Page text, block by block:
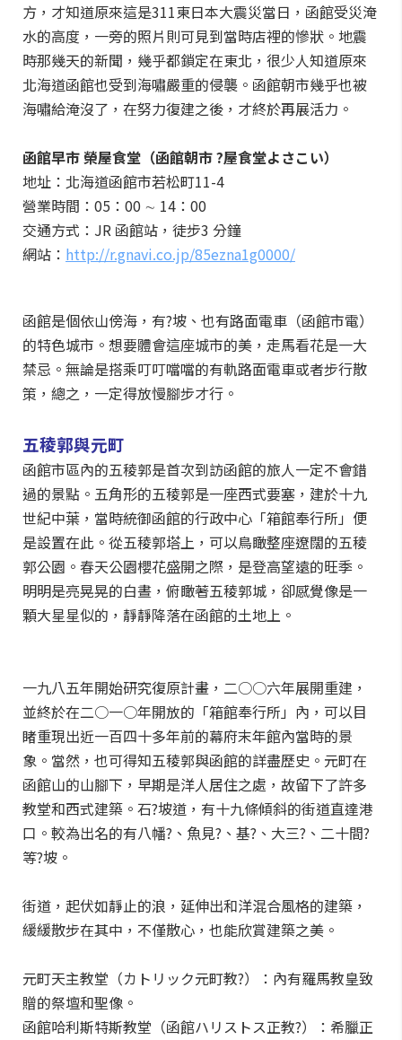
方，才知道原來這是311東日本大震災當日，函館受災淹
水的高度，一旁的照片則可見到當時店裡的慘狀。地震
時那幾天的新聞，幾乎都鎖定在東北，很少人知道原來
北海道函館也受到海嘯嚴重的侵襲。函館朝市幾乎也被
海嘯給淹沒了，在努力復建之後，才終於再展活力。
函館早市 榮屋食堂（函館朝市 ?屋食堂よさこい）
地址：北海道函館市若松町11-4
營業時間：05：00 ∼ 14：00
交通方式：JR 函館站，徒步3 分鐘
網站： http://r.gnavi.co.jp/85ezna1g0000/
函館是個依山傍海，有?坡、也有路面電車（函館市電）
的特色城市。想要體會這座城市的美，走馬看花是一大
禁忌。無論是搭乘叮叮噹噹的有軌路面電車或者步行散
策，總之，一定得放慢腳步才行。
五稜郭與元町
函館市區內的五稜郭是首次到訪函館的旅人一定不會錯
過的景點。五角形的五稜郭是一座西式要塞，建於十九
世紀中葉，當時統御函館的行政中心「箱館奉行所」便
是設置在此。從五稜郭塔上，可以鳥瞰整座遼闊的五稜
郭公園。春天公園櫻花盛開之際，是登高望遠的旺季。
明明是亮晃晃的白晝，俯瞰著五稜郭城，卻感覺像是一
顆大星星似的，靜靜降落在函館的土地上。
一九八五年開始研究復原計畫，二○○六年展開重建，
並終於在二○一○年開放的「箱館奉行所」內，可以目
睹重現出近一百四十多年前的幕府末年館內當時的景
象。當然，也可得知五稜郭與函館的詳盡歷史。元町在
函館山的山腳下，早期是洋人居住之處，故留下了許多
教堂和西式建築。石?坡道，有十九條傾斜的街道直達港
口。較為出名的有八幡?、魚見?、基?、大三?、二十間?
等?坡。
街道，起伏如靜止的浪，延伸出和洋混合風格的建築，
緩緩散步在其中，不僅散心，也能欣賞建築之美。
元町天主教堂（カトリック元町教?）：內有羅馬教皇致
贈的祭壇和聖像。
函館哈利斯特斯教堂（函館ハリストス正教?）：希臘正